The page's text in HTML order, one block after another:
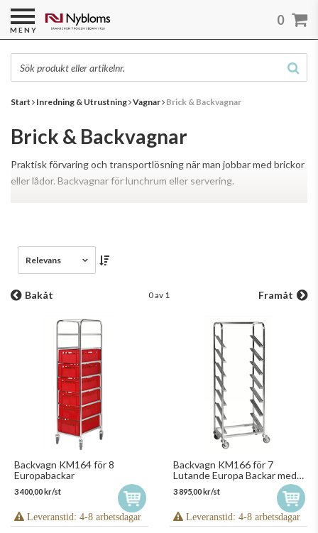
Start Inredning & Utrustning Vagnar Brick & Backvagnar
Brick & Backvagnar
Praktisk förvaring och transportlösning när man jobbar med brickor
eller lådor. Backvagnar för lunchrum eller servering.
Relevans
Bakåt 0 av 1 Framåt
Backvagn KM164 för 8
Europabackar
3 400,00 kr/st
Leveranstid: 4-8 arbetsdagar
Backvagn KM166 för 7
Lutande Europa Backar med
Bromsade Hjul
3 895,00 kr/st
Leveranstid: 4-8 arbetsdagar
MENY
0